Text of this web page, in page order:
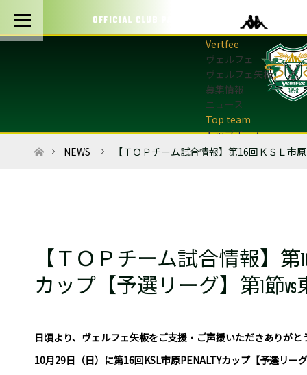
OFFICIAL CLUB PARTNERS
ヴェルフェ
ヴェルフェ矢板
募集情報
ニュース
トップチーム
トップチーム概要
アカデミー
U-12・U-8
最新情報
サッカーチーム
女子U-15・U-18
ホームNEWS 【ＴＯＰチーム試合情報】第16回ＫＳＬ市
【ＴＯＰチーム試合情報】
カップ【予選リーグ】第1節
日頃より、ヴェルフェ矢板をご支援・ご声援いただきありがと
10月29日（日）に第16回KSL市原PENALTYカップ【予選リ